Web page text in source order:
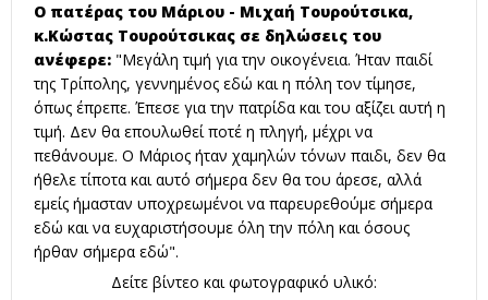
Ο πατέρας του Μάριου - Μιχαή Τουρούτσικα,
κ.Κώστας Τουρούτσικας σε δηλώσεις του
ανέφερε: "Μεγάλη τιμή για την οικογένεια. Ήταν παιδί
της Τρίπολης, γεννημένος εδώ και η πόλη τον τίμησε,
όπως έπρεπε. Έπεσε για την πατρίδα και του αξίζει αυτή η
τιμή. Δεν θα επουλωθεί ποτέ η πληγή, μέχρι να
πεθάνουμε. Ο Μάριος ήταν χαμηλών τόνων παιδι, δεν θα
ήθελε τίποτα και αυτό σήμερα δεν θα του άρεσε, αλλά
εμείς ήμασταν υποχρεωμένοι να παρευρεθούμε σήμερα
εδώ και να ευχαριστήσουμε όλη την πόλη και όσους
ήρθαν σήμερα εδώ".
Δείτε βίντεο και φωτογραφικό υλικό: